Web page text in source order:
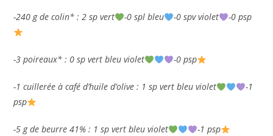
-240 g de colin* : 2 sp vert -0 spl bleu -0 spv violet -0 psp
-3 poireaux* : 0 sp vert bleu violet -0 psp
-1 cuillerée à café d’huile d’olive : 1 sp vert bleu violet
-1
psp
-5 g de beurre 41% : 1 sp vert bleu violet -1 psp